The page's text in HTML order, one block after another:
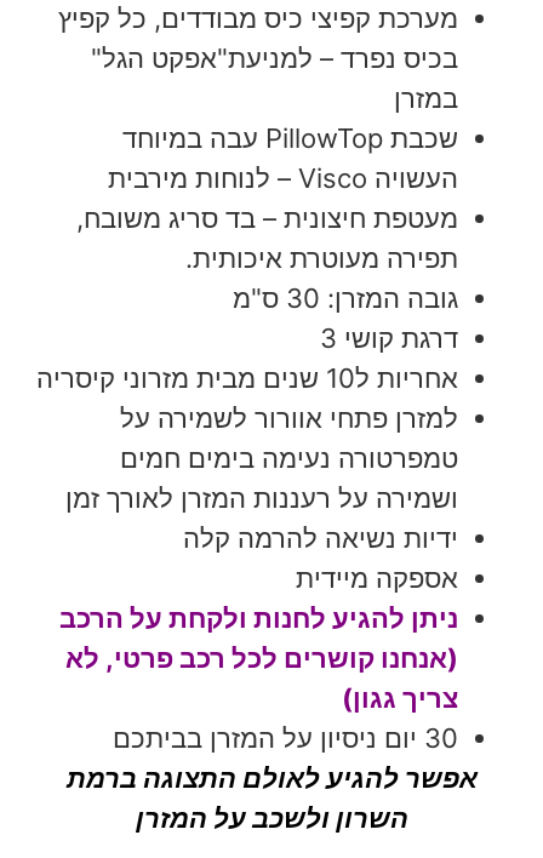
מערכת קפיצי כיס מבודדים, כל קפיץ
בכיס נפרד – למניעת"אפקט הגל"
במזרן
שכבת PillowTop עבה במיוחד
העשויה Visco – לנוחות מירבית
מעטפת חיצונית – בד סריג משובח,
תפירה מעוטרת איכותית.
גובה המזרן: 30 ס"מ
דרגת קושי 3
אחריות ל10 שנים מבית מזרוני קיסריה
למזרן פתחי אוורור לשמירה על
טמפרטורה נעימה בימים חמים
ושמירה על רעננות המזרן לאורך זמן
ידיות נשיאה להרמה קלה
אספקה מיידית
ניתן להגיע לחנות ולקחת על הרכב
(אנחנו קושרים לכל רכב פרטי, לא
צריך גגון)
30 יום ניסיון על המזרן בביתכם
אפשר להגיע לאולם התצוגה ברמת
השרון ולשכב על המזרן